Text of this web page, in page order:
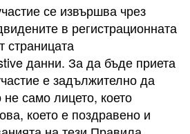
се извършва чрез
в регистрационната
страницата
данни. За да бъде приета
е задължително да
само лицето, което
което е поздравено и